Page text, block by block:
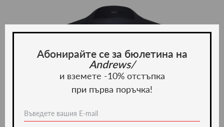
Абонирайте се за бюлетина на
Andrews/
и вземете -10% отстъпка
при първа поръчка!